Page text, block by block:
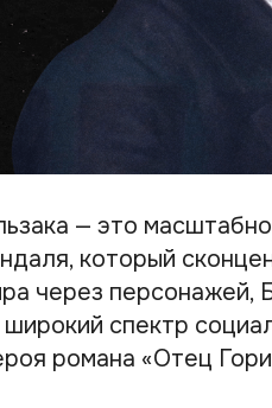
— это
который
через персонажей,
спектр
романа «Отец